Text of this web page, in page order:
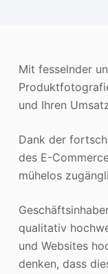
Mit fesselnder
und Ihren
Dank der
des E-
mühelos
qualitativ
und Websites
denken, dass